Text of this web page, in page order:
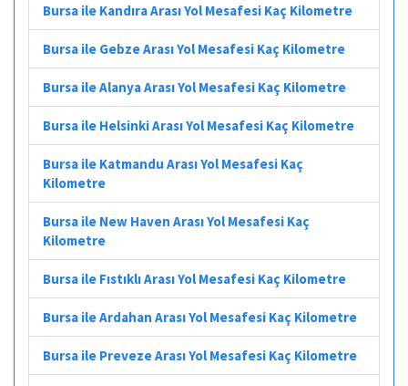
Bursa ile Kandıra Arası Yol Mesafesi Kaç Kilometre
Bursa ile Gebze Arası Yol Mesafesi Kaç Kilometre
Bursa ile Alanya Arası Yol Mesafesi Kaç Kilometre
Bursa ile Helsinki Arası Yol Mesafesi Kaç Kilometre
Bursa ile Katmandu Arası Yol Mesafesi Kaç
Kilometre
Bursa ile New Haven Arası Yol Mesafesi Kaç
Kilometre
Bursa ile Fıstıklı Arası Yol Mesafesi Kaç Kilometre
Bursa ile Ardahan Arası Yol Mesafesi Kaç Kilometre
Bursa ile Preveze Arası Yol Mesafesi Kaç Kilometre